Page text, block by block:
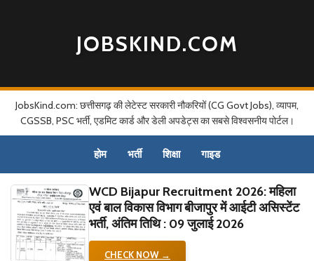
JOBSKIND.COM
JobsKind.com: छत्तीसगढ़ की लेटेस्ट सरकारी नौकरियों (CG Govt Jobs), व्यापम,
CGSSB, PSC भर्ती, एडमिट कार्ड और डेली अपडेट्स का सबसे विश्वसनीय पोर्टल।
होम भर्ती शिक्षा गाइड
WCD Bijapur Recruitment 2026: महिला
एवं बाल विकास विभाग बीजापुर में आईटी असिस्टेंट
भर्ती, अंतिम तिथि : 09 जुलाई 2026
CHECK NOW →